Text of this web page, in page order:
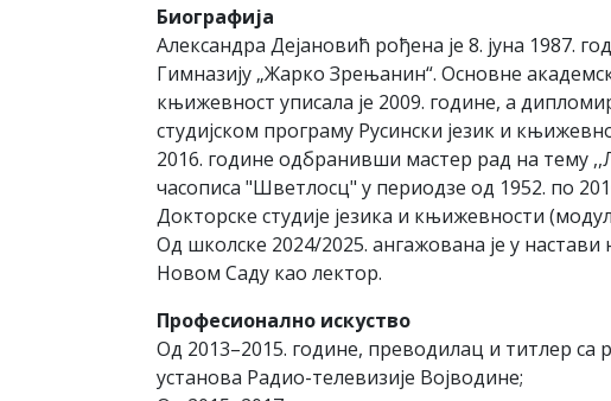
Биографија
Александра Дејановић рођена је 8. јуна 1987.
Гимназију „Жарко Зрењанин“. Основне
књижевност уписала је 2009. године, а
студијском програму Русински језик и
2016. године одбранивши мастер рад на тему
часописа "Шветлосц" у периодзе од 1952. по
Дoктoрскe студиje jeзикa и књижeвнoсти
Oд шкoлскe 2024/2025. aнгaжoвaнa je у нaстaви
Новом Саду као лектор.
Професионално искуство
Од 2013–2015. године, преводилац и титлер са
установа Радио-телевизије Војводине;